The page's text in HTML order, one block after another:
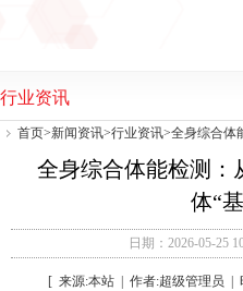
行业资讯
首页>新闻资讯>行业资讯>全身综合体
全身综合体能检测：
体“
日期：2026-05-25
[ 来源:本站 | 作者:超级管理员 |